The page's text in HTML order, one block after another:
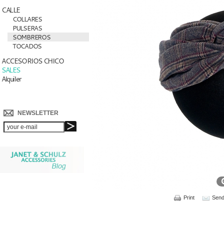
CALLE
COLLARES
PULSERAS
SOMBREROS
TOCADOS
ACCESORIOS CHICO
SALES
Alquiler
NEWSLETTER
Print